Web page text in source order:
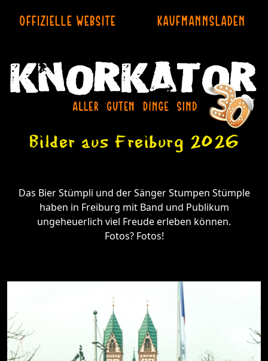
OFFIZIELLE WEBSITE KAUFMANNSLADEN
Bilder aus Freiburg 2026
Das Bier Stümpli und der Sänger Stumpen Stümple
haben in Freiburg mit Band und Publikum
ungeheuerlich viel Freude erleben können.
Fotos? Fotos!